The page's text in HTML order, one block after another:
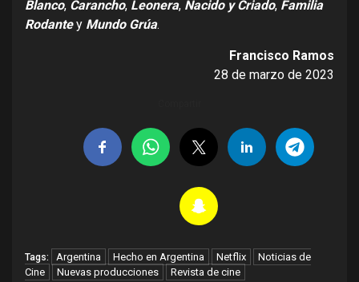
Blanco, Carancho, Leonera, Nacido y Criado, Familia
Rodantey Mundo Grúa.
Francisco Ramos
28 de marzo de 2023
Tags: Argentina Hecho en Argentina Netflix
Noticias de
Cine
Nuevas producciones Revista de cine